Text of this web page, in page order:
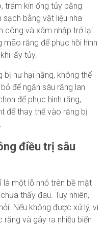
trám kín ống tủy bằng
bằng vật liệu nha
công và xâm nhập trở lại.
răng để phục hồi hình
lấy tủy.
bị hư hại nặng, không thể
để ngăn sâu răng lan
để phục hình răng,
để thay thế vào răng bị
điều trị sâu
là một lỗ nhỏ trên bề mặt
thấy đau. Tuy nhiên,
Nếu không được xử lý, vi
và gây ra nhiều biến